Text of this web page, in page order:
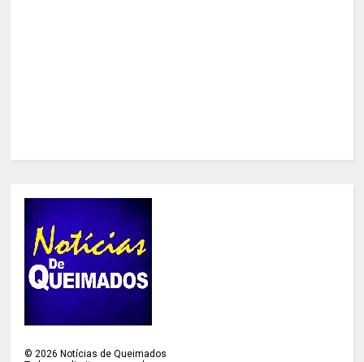
© 2026 Notícias de Queimados